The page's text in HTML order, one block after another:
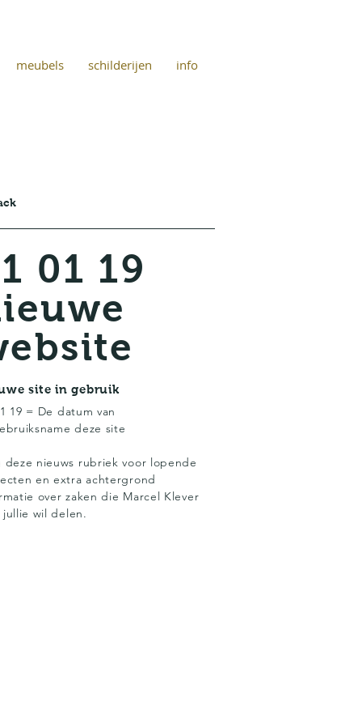
meubels schilderijen info
01 19
site in gebruik
19 = De datum van
deze site
deze nieuws rubriek voor lopende
en extra achtergrond
over zaken die Marcel Klever
jullie wil delen.